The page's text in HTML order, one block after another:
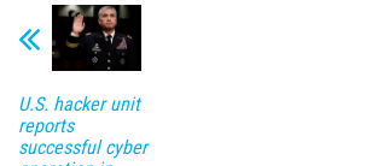
U.S. hacker unit
reports
successful cyber